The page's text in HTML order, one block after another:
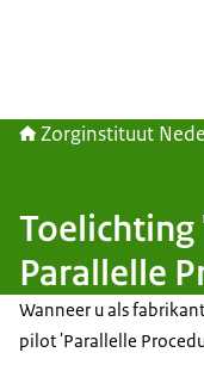
Zorginstituut
Parallelle
Wanneer u als
pilot 'Parallelle